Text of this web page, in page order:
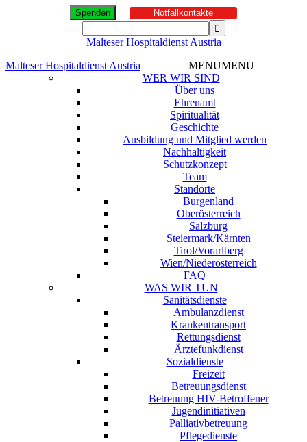
Spenden Notfallkontakte
Malteser Hospitaldienst Austria
Malteser Hospitaldienst Austria
MENUMENU
WER WIR SIND
Über uns
Ehrenamt
Spiritualität
Geschichte
Ausbildung und Mitglied werden
Nachhaltigkeit
Schutzkonzept
Team
Standorte
Burgenland
Oberösterreich
Salzburg
Steiermark/Kärnten
Tirol/Vorarlberg
Wien/Niederösterreich
FAQ
WAS WIR TUN
Sanitätsdienste
Ambulanzdienst
Krankentransport
Rettungsdienst
Ärztefunkdienst
Sozialdienste
Freizeit
Betreuungsdienst
Betreuung HIV-Betroffener
Jugendinitiativen
Palliativbetreuung
Pflegedienste